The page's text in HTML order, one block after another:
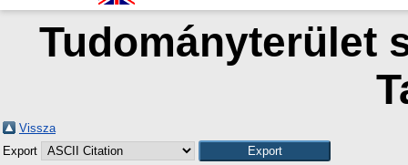
Tudományterület
Vissza
Export